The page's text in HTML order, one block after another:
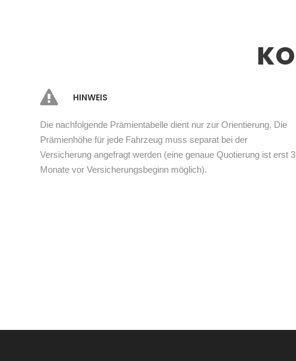
HINWEIS
Die nachfolgende Prämientabelle dient nur zur Orientierung. Die
Prämienhöhe für jede Fahrzeug muss separat bei der
Versicherung angefragt werden (eine genaue Quotierung ist erst 3
Monate vor Versicherungsbeginn möglich).